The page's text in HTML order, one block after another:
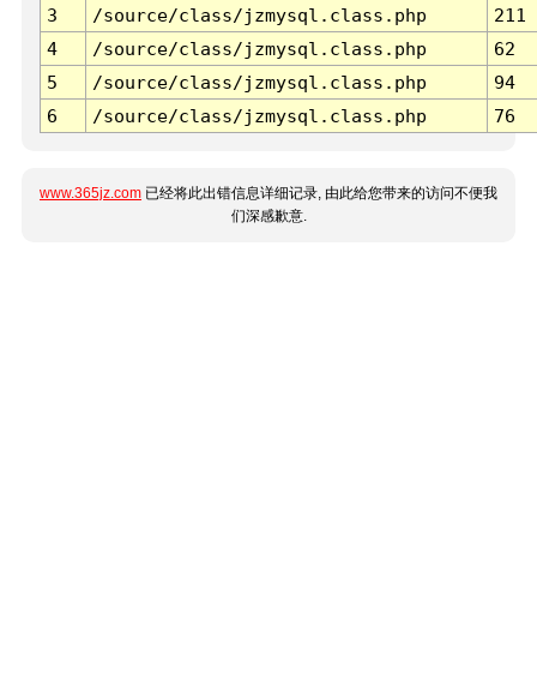
3 /source/class/jzmysql.class.php
211
4
/source/class/jzmysql.class.php
62
5
/source/class/jzmysql.class.php
94
6
/source/class/jzmysql.class.php 76
www.365jz.com 已经将此出错信息详细记录, 由此给您带来的访问不便我
们深感歉意.